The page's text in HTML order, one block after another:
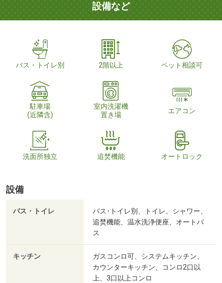
設備など
バス・トイレ別 2階以上 ペット相談可
駐車場
(近隣含)
室内洗濯機
置き場
エアコン
洗面所独立 追焚機能 オートロック
設備
バス・トイレ
バス･トイレ別、トイレ、シャワー、
追焚機能、温水洗浄便座、オートバ
ス
キッチン
ガスコンロ可、システムキッチン、
カウンターキッチン、コンロ2口以
上、3口以上コンロ